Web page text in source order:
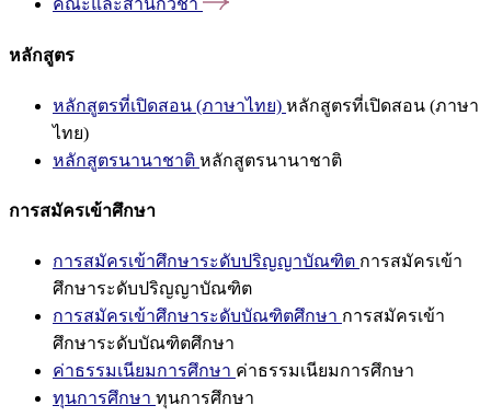
คณะและสำนักวิชา
หลักสูตร
หลักสูตรที่เปิดสอน (ภาษาไทย) หลักสูตรที่เปิดสอน (ภาษา
ไทย)
หลักสูตรนานาชาติ หลักสูตรนานาชาติ
การสมัครเข้าศึกษา
การสมัครเข้าศึกษาระดับปริญญาบัณฑิต การสมัครเข้า
ศึกษาระดับปริญญาบัณฑิต
การสมัครเข้าศึกษาระดับบัณฑิตศึกษา การสมัครเข้า
ศึกษาระดับบัณฑิตศึกษา
ค่าธรรมเนียมการศึกษา ค่าธรรมเนียมการศึกษา
ทุนการศึกษา ทุนการศึกษา